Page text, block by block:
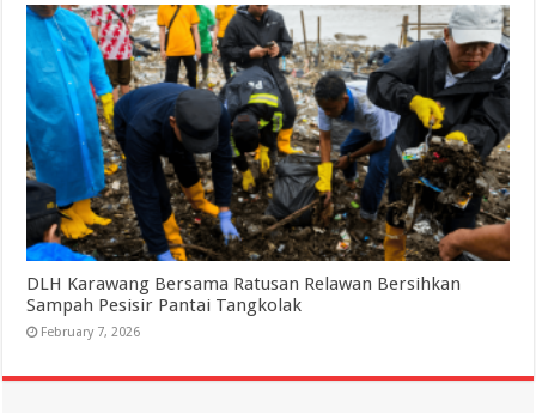
DLH Karawang Bersama Ratusan Relawan Bersihkan
Sampah Pesisir Pantai Tangkolak
February 7, 2026